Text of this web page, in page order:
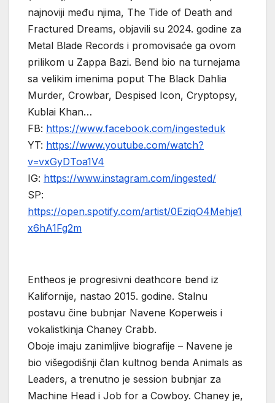
najnoviji među njima, The Tide of Death and
Fractured Dreams, objavili su 2024. godine za
Metal Blade Records i promovisaće ga ovom
prilikom u Zappa Bazi. Bend bio na turnejama
sa velikim imenima poput The Black Dahlia
Murder, Crowbar, Despised Icon, Cryptopsy,
Kublai Khan…
FB: https://www.facebook.com/ingesteduk
YT: https://www.youtube.com/watch?
v=vxGyDToa1V4
IG: https://www.instagram.com/ingested/
SP:
https://open.spotify.com/artist/0EziqO4Mehje1
x6hA1Fg2m
Entheos je progresivni deathcore bend iz
Kalifornije, nastao 2015. godine. Stalnu
postavu čine bubnjar Navene Koperweis i
vokalistkinja Chaney Crabb.
Oboje imaju zanimljive biografije – Navene je
bio višegodišnji član kultnog benda Animals as
Leaders, a trenutno je session bubnjar za
Machine Head i Job for a Cowboy. Chaney je,